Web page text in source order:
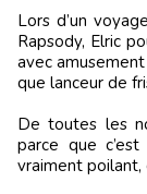
Lors d’un
Rapsody, Elric
avec
que lanceur de
De toutes les
parce que
vraiment poilant,